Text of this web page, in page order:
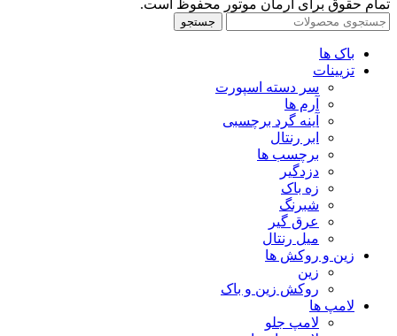
تمام حقوق برای آرمان موتور محفوظ است.
جستجو
باک ها
تزیینات
سر دسته اسپورت
آرم ها
آینه گرد برچسبی
ابر رنتال
برچسب ها
دزدگیر
زه باک
شبرنگ
عرق گیر
میل رنتال
زین و روکش ها
زین
روکش زین و باک
لامپ ها
لامپ جلو